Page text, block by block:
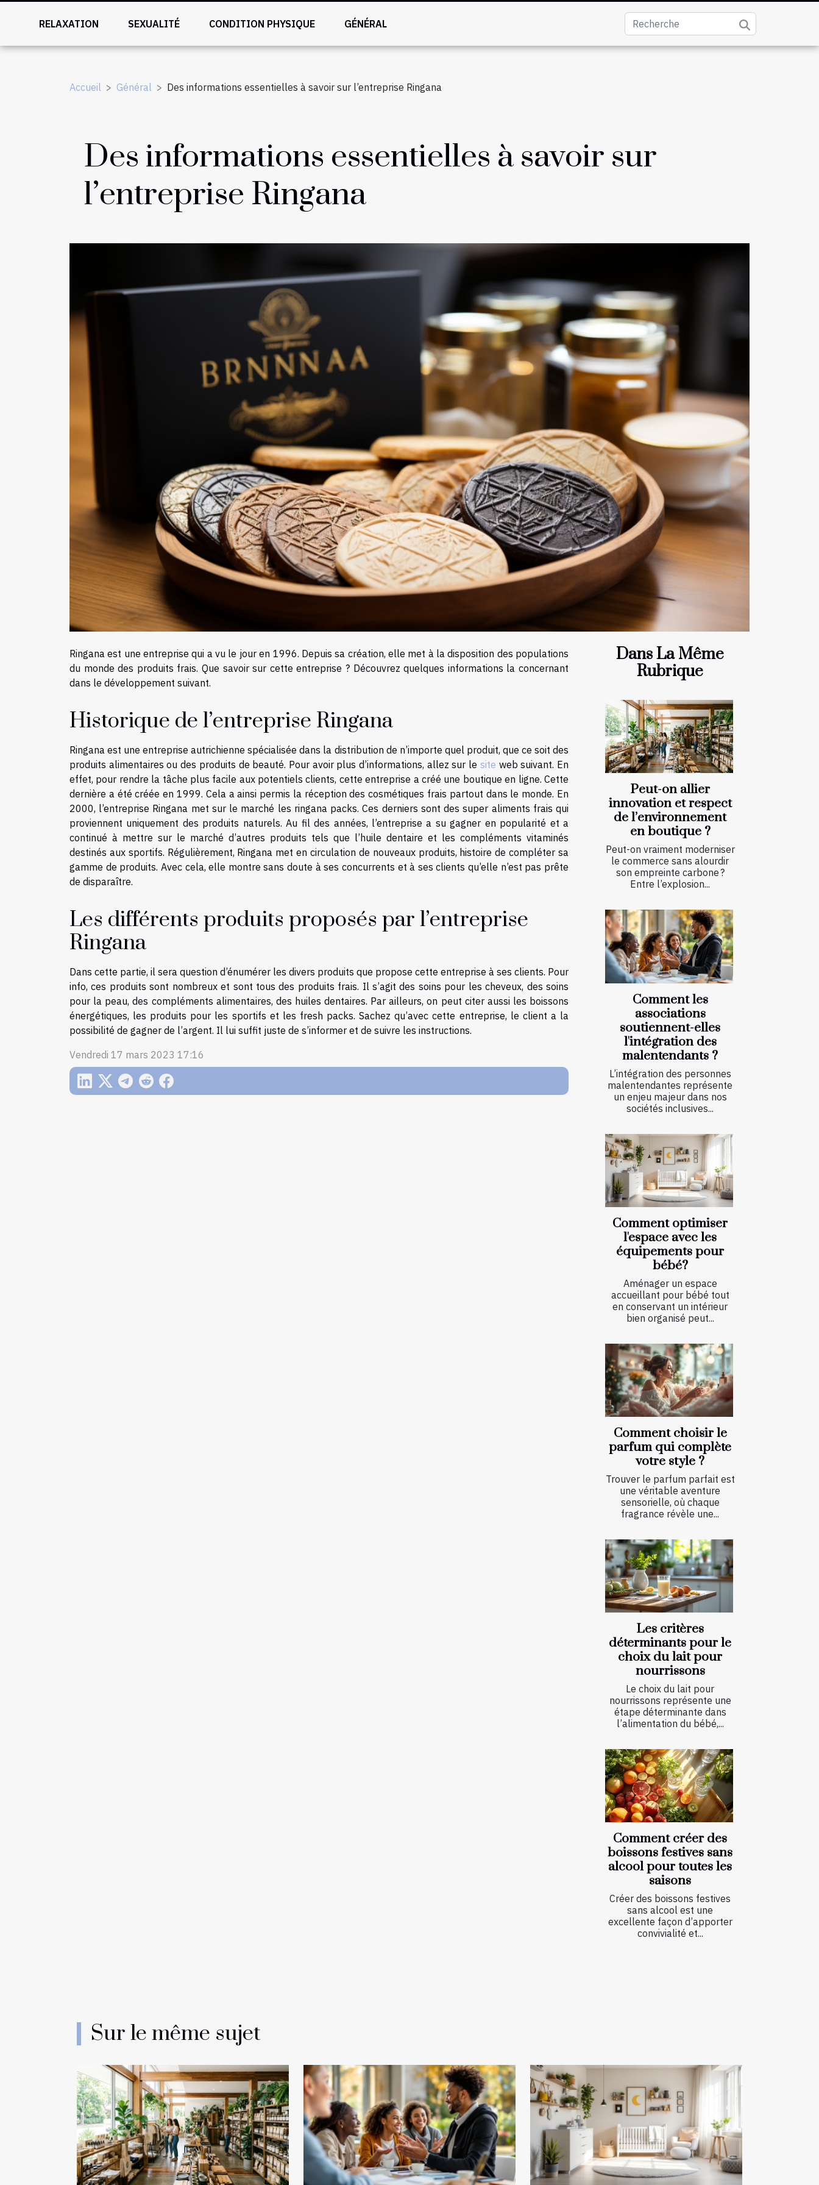
RELAXATION SEXUALITÉ CONDITION PHYSIQUE GÉNÉRAL
Accueil Général Des informations essentielles à savoir sur l’entreprise Ringana
Des informations essentielles à savoir sur
l’entreprise Ringana
Ringana est une entreprise qui a vu le jour en 1996. Depuis sa création, elle met à la disposition des populations
du monde des produits frais. Que savoir sur cette entreprise ? Découvrez quelques informations la concernant
dans le développement suivant.
Historique de l’entreprise Ringana
Ringana est une entreprise autrichienne spécialisée dans la distribution de n’importe quel produit, que ce soit des
produits alimentaires ou des produits de beauté. Pour avoir plus d’informations, allez sur le site web suivant. En
effet, pour rendre la tâche plus facile aux potentiels clients, cette entreprise a créé une boutique en ligne. Cette
dernière a été créée en 1999. Cela a ainsi permis la réception des cosmétiques frais partout dans le monde. En
2000, l’entreprise Ringana met sur le marché les ringana packs. Ces derniers sont des super aliments frais qui
proviennent uniquement des produits naturels. Au fil des années, l’entreprise a su gagner en popularité et a
continué à mettre sur le marché d’autres produits tels que l’huile dentaire et les compléments vitaminés
destinés aux sportifs. Régulièrement, Ringana met en circulation de nouveaux produits, histoire de compléter sa
gamme de produits. Avec cela, elle montre sans doute à ses concurrents et à ses clients qu’elle n’est pas prête
de disparaître.
Les différents produits proposés par l’entreprise
Ringana
Dans cette partie, il sera question d’énumérer les divers produits que propose cette entreprise à ses clients. Pour
info, ces produits sont nombreux et sont tous des produits frais. Il s’agit des soins pour les cheveux, des soins
pour la peau, des compléments alimentaires, des huiles dentaires. Par ailleurs, on peut citer aussi les boissons
énergétiques, les produits pour les sportifs et les fresh packs. Sachez qu’avec cette entreprise, le client a la
possibilité de gagner de l’argent. Il lui suffit juste de s’informer et de suivre les instructions.
Vendredi 17 mars 2023 17:16
Dans La Même
Rubrique
Peut-on allier
innovation et respect
de l’environnement
en boutique ?
Peut-on vraiment moderniser
le commerce sans alourdir
son empreinte carbone ?
Entre l’explosion...
Comment les
associations
soutiennent-elles
l'intégration des
malentendants ?
L’intégration des personnes
malentendantes représente
un enjeu majeur dans nos
sociétés inclusives...
Comment optimiser
l'espace avec les
équipements pour
bébé?
Aménager un espace
accueillant pour bébé tout
en conservant un intérieur
bien organisé peut...
Comment choisir le
parfum qui complète
votre style ?
Trouver le parfum parfait est
une véritable aventure
sensorielle, où chaque
fragrance révèle une...
Les critères
déterminants pour le
choix du lait pour
nourrissons
Le choix du lait pour
nourrissons représente une
étape déterminante dans
l’alimentation du bébé,...
Comment créer des
boissons festives sans
alcool pour toutes les
saisons
Créer des boissons festives
sans alcool est une
excellente façon d’apporter
convivialité et...
Sur le même sujet